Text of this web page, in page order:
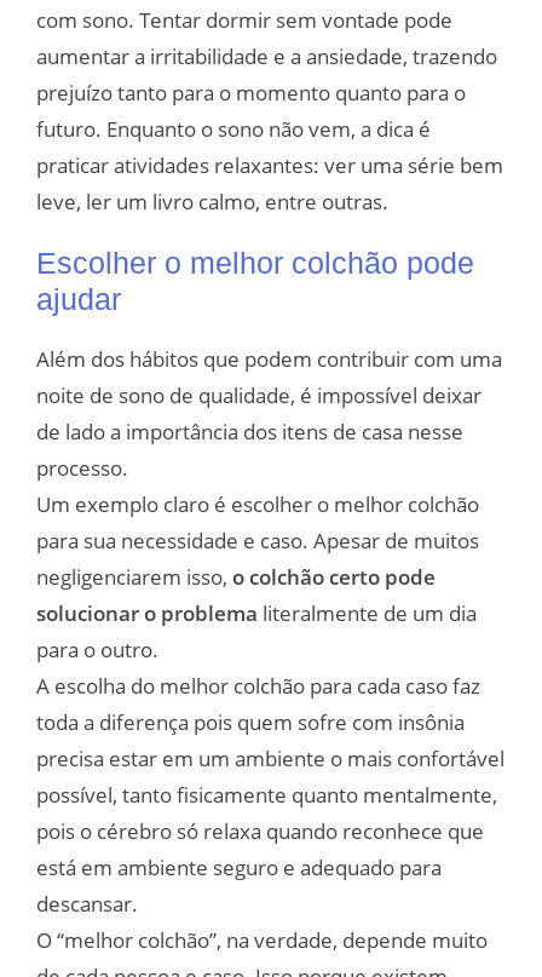
com sono. Tentar dormir sem vontade pode
aumentar a irritabilidade e a ansiedade, trazendo
prejuízo tanto para o momento quanto para o
futuro. Enquanto o sono não vem, a dica é
praticar atividades relaxantes: ver uma série bem
leve, ler um livro calmo, entre outras.
Escolher o melhor colchão pode
ajudar
Além dos hábitos que podem contribuir com uma
noite de sono de qualidade, é impossível deixar
de lado a importância dos itens de casa nesse
processo.
Um exemplo claro é escolher o melhor colchão
para sua necessidade e caso. Apesar de muitos
negligenciarem isso, o colchão certo pode
solucionar o problema literalmente de um dia
para o outro.
A escolha do melhor colchão para cada caso faz
toda a diferença pois quem sofre com insônia
precisa estar em um ambiente o mais confortável
possível, tanto fisicamente quanto mentalmente,
pois o cérebro só relaxa quando reconhece que
está em ambiente seguro e adequado para
descansar.
O “melhor colchão”, na verdade, depende muito